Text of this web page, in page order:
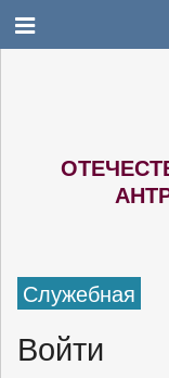
Служебная
Войти